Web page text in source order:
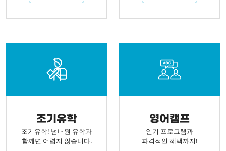
조기유학
조기유학! 넘버원 유학과
함께면 어렵지 않습니다.
영어캠프
인기 프로그램과
파격적인 혜택까지!